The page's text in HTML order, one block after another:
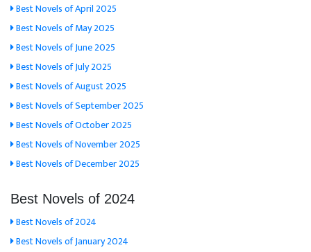
Best Novels of April 2025
Best Novels of May 2025
Best Novels of June 2025
Best Novels of July 2025
Best Novels of August 2025
Best Novels of September 2025
Best Novels of October 2025
Best Novels of November 2025
Best Novels of December 2025
Best Novels of 2024
Best Novels of 2024
Best Novels of January 2024